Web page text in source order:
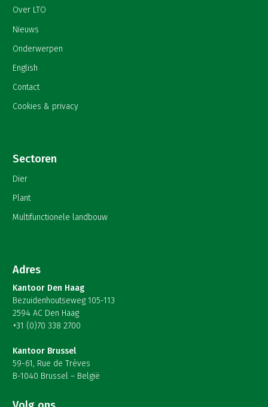
Over LTO
Nieuws
Onderwerpen
English
Contact
Cookies & privacy
Sectoren
Dier
Plant
Multifunctionele landbouw
Adres
Kantoor Den Haag
Bezuidenhoutseweg 105-113
2594 AC Den Haag
+31 (0)70 338 2700
Kantoor Brussel
59-61, Rue de Trèves
B-1040 Brussel – België